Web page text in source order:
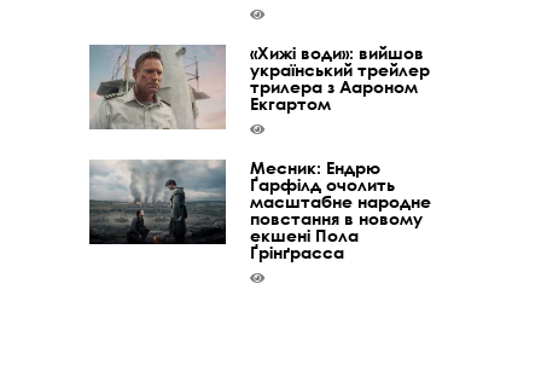
«Хижі води»: вийшов
український трейлер
трилера з Аароном
Екгартом
Месник: Ендрю
Ґарфілд очолить
масштабне народне
повстання в новому
екшені Пола
Ґрінґрасса